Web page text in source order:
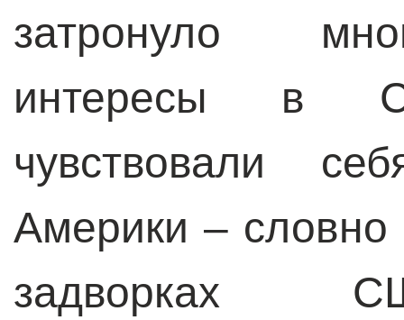
затронуло
интересы в
чувствовали
Америки –